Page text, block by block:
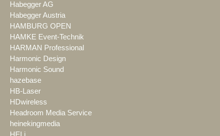
Habegger AG
Habegger Austria
HAMBURG OPEN
HAMKE Event-Technik
HARMAN Professional
Harmonic Design
Harmonic Sound
hazebase
HB-Laser
HDwireless
Headroom Media Service
heinekingmedia